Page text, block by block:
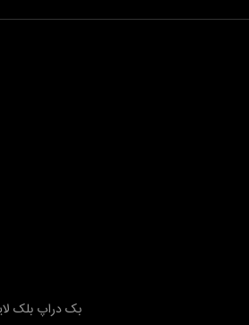
افزودن به سبد خریدبک دراپ بلک